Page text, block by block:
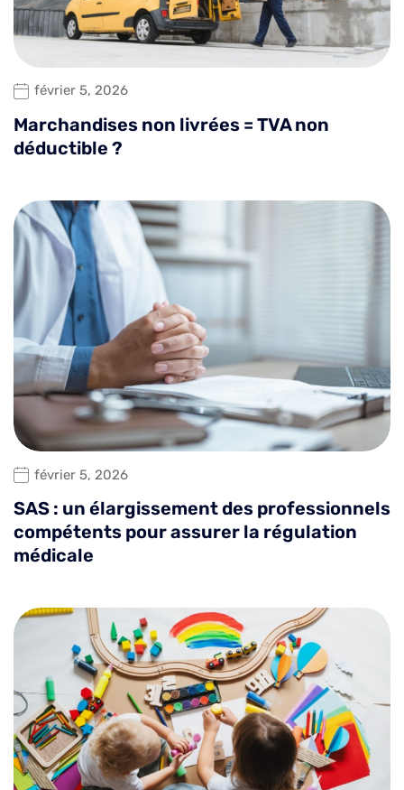
février 5, 2026
Marchandises non livrées = TVA non
déductible ?
février 5, 2026
SAS : un élargissement des professionnels
compétents pour assurer la régulation
médicale